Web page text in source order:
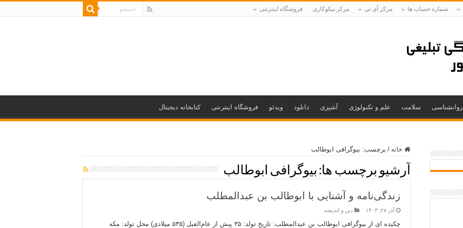
شماره حساب ها مرکز آی تی مرکز نیکوکاری فروشگاه اینترنتی
روانشناسی سلامت علم و تکنولوژی آشپزی دانلود ویدئو فروشگاه اینترنتی کتابخانه دیجیتال
خانه / برچسب: بیوگرافی ابوطالب
آرشیو برچسب ها: بیوگرافی ابوطالب
زندگی‌نامه و آشنایی با ابوطالب بن عبدالمطلب
آذر ۲۸, ۱۴۰۳ دین و اندیشه
چکیده ای از بیوگرافی ابوطالب بن عبدالمطلب: تاریخ تولد: ۳۵ پیش از عام‌الفیل (۵۳۵ میلادی) محل تولد: مکه